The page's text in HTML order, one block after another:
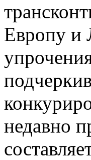
Европу и
недавно